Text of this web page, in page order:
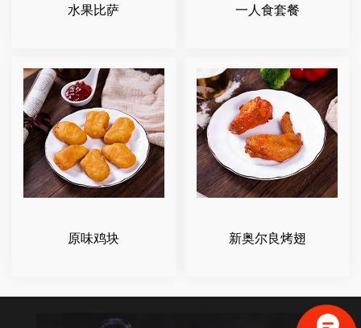
水果比萨 一人食套餐
原味鸡块 新奥尔良烤翅